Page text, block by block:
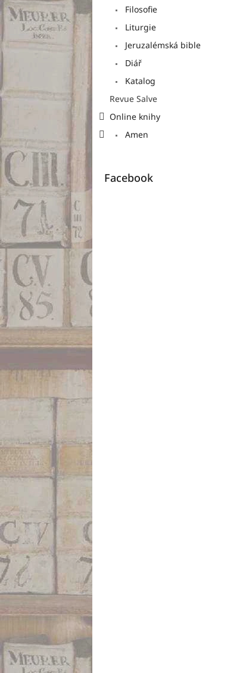
Filosofie
Liturgie
Jeruzalémská bible
Diář
Katalog
Revue Salve
Online knihy
Amen
Facebook